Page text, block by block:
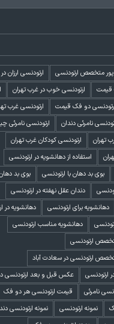
پور متخصص ارتودنسی
ارتودنسی ارزان
قیمت
ارتودنسی خوب در غرب تهران
دو فک قیمت
ارتودنسی غرب
نامرئی دندان
ارتودنسی نامرئی
تهران
ارتودنسی کودکان غرب تهران
استفاده از دهانشویه در ارتودنسی
بوی بد دهان با ارتودنسی
بوی بد
دندان عقل نهفته در ارتودنسی
دهانشویه برای ارتودنسی
دهانشویه در
دهانشویه مناسب ارتودنسی
ارتودنسی
ارتودنسی در سعادت آباد
ارتودنسی
عکس قبل و بعد ارتودنسی
نامرئی
قیمت ارتودنسی هر دو فک
نمونه ارتودنسی
نمونه ارتودنسی